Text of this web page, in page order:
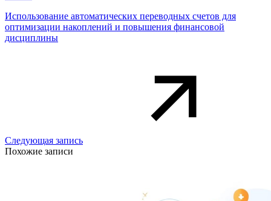
Использование автоматических переводных счетов для
оптимизации накоплений и повышения финансовой
дисциплины
Следующая запись
Похожие записи